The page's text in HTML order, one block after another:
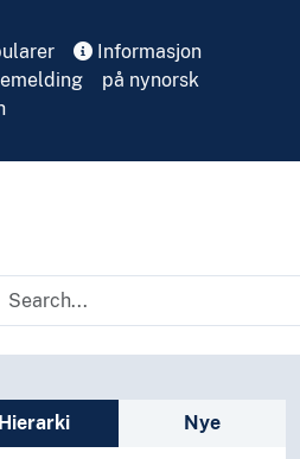
Informasjon
på nynorsk
vokabularet på ulike
Hierarki Nye